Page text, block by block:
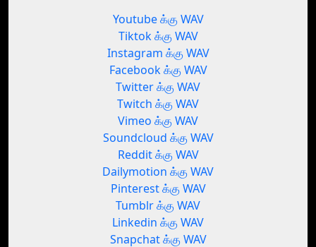
Youtube க்கு WAV
Tiktok க்கு WAV
Instagram க்கு WAV
Facebook க்கு WAV
Twitter க்கு WAV
Twitch க்கு WAV
Vimeo க்கு WAV
Soundcloud க்கு WAV
Reddit க்கு WAV
Dailymotion க்கு WAV
Pinterest க்கு WAV
Tumblr க்கு WAV
Linkedin க்கு WAV
Snapchat க்கு WAV